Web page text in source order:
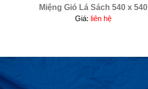
Miệng Gió Lá Sách 540 x 540
Giá: liên hệ